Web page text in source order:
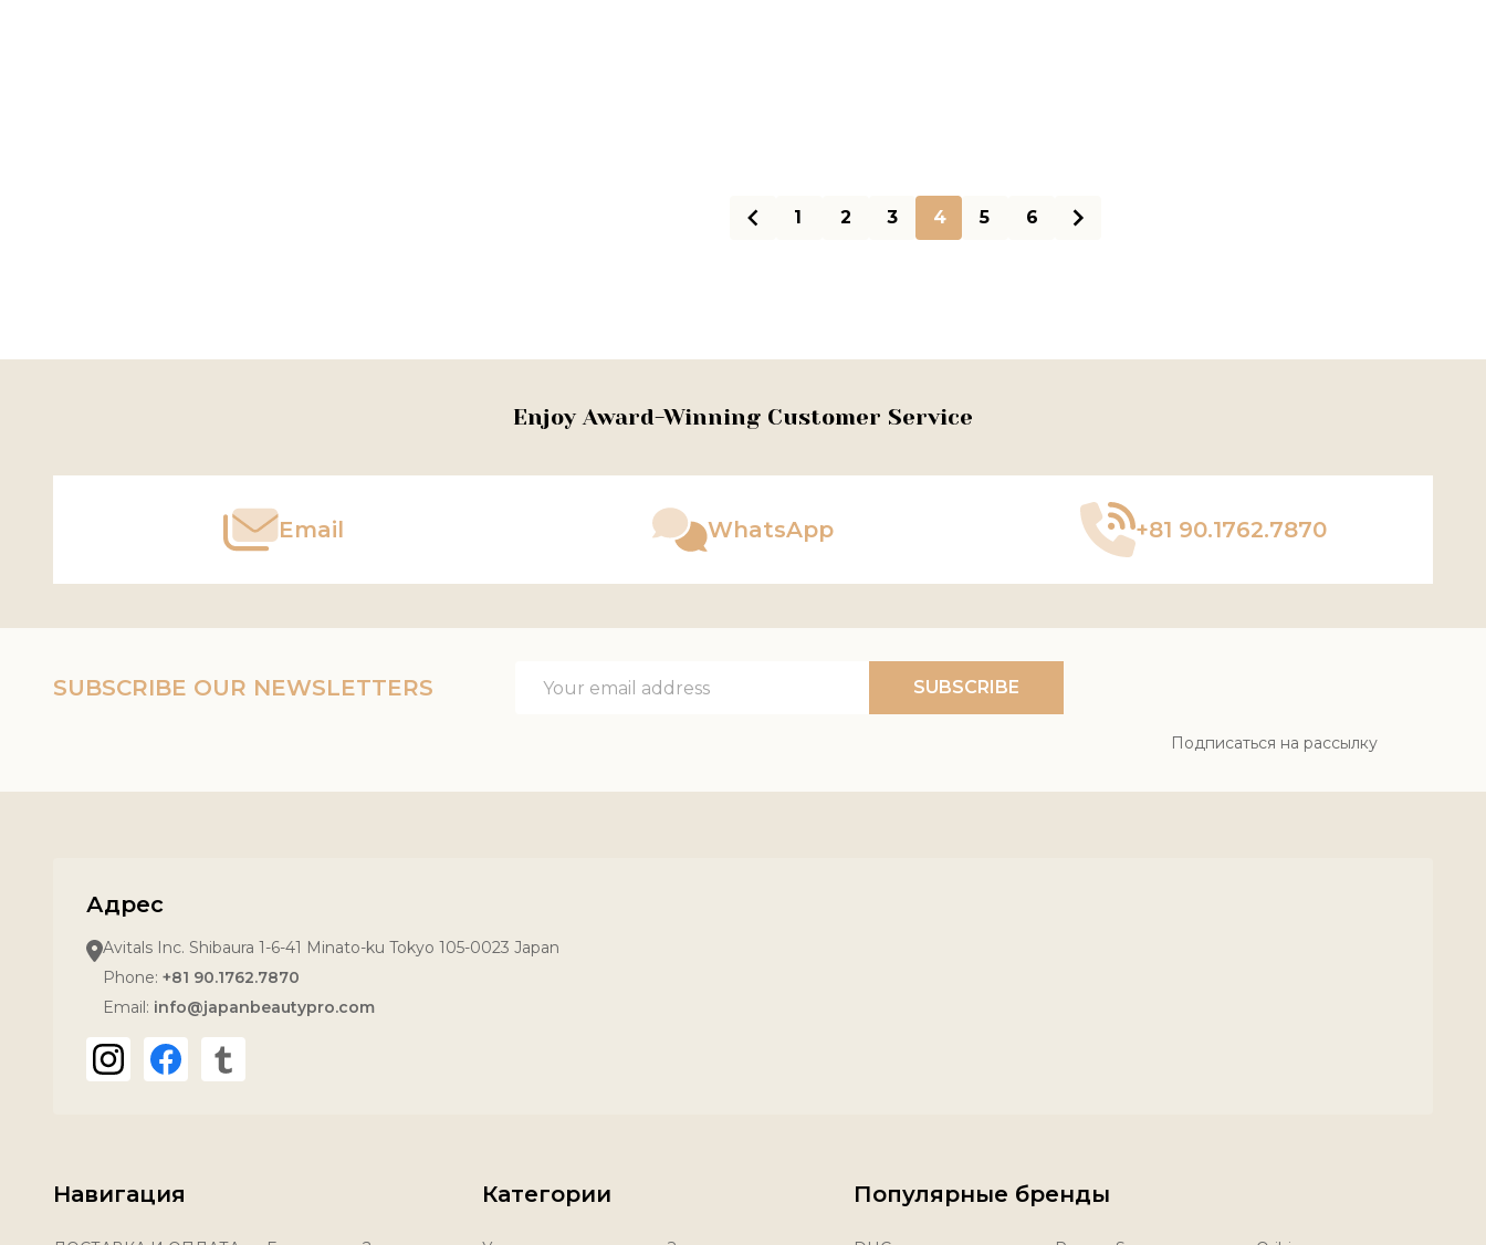
1 2 3 4 5 6
Enjoy Award-Winning Customer Service
Email WhatsApp +81 90.1762.7870
SUBSCRIBE OUR NEWSLETTERS
Address
SUBSCRIBE
Подписаться на рассылку
Адрес
Avitals Inc. Shibaura 1-6-41 Minato-ku Tokyo 105-0023 Japan
Phone: +81 90.1762.7870
Email: info@japanbeautypro.com
Навигация Категории Популярные бренды